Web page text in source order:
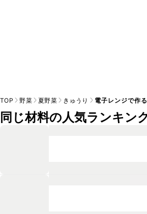
TOP 野菜 夏野菜 きゅうり 電子レンジで作
同じ材料の人気ランキン